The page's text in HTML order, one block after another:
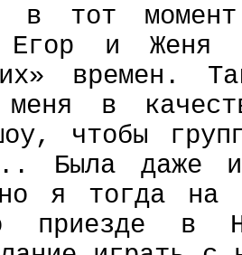
в тот
Егор и
времен.
меня в
чтобы
Была даже
я тогда на
приезде в